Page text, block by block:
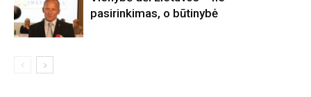
pasirinkimas, o būtinybė